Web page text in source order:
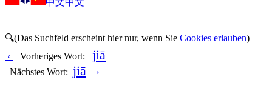
🔍(Das Suchfeld erscheint hier nur, wenn Sie Cookies erlauben)
‹
Vorheriges Wort: jiā
Nächstes Wort: jiā ›